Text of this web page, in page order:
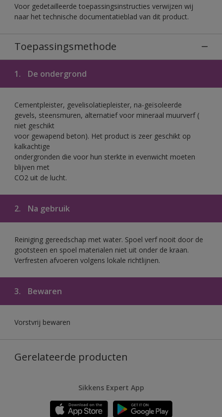
Voor gedetailleerde toepassingsinstructies verwijzen wij
naar het technische documentatieblad van dit product.
Toepassingsmethode
1. De ondergrond
Cementpleister, gevelisolatiepleister, na-geïsoleerde
gevels, steensmuren, alternatief voor mineraal muurverf (
niet geschikt
voor gewapend beton). Het product is zeer geschikt op
kalkachtige
ondergronden die voor hun sterkte in evenwicht moeten
blijven met
CO2 uit de lucht.
2. Na gebruik
Reiniging gereedschap met water. Spoel verf nooit door de
gootsteen en spoel materialen niet uit onder de kraan.
Verfresten afvoeren volgens lokale richtlijnen.
3. Bewaren
Vorstvrij bewaren
Gerelateerde producten
Sikkens Expert App